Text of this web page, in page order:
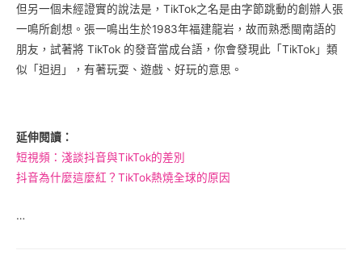
但另一個未經證實的說法是，TikTok之名是由字節跳動的創辦人張
一鳴所創想。張一鳴出生於1983年福建龍岩，故而熟悉閩南語的
朋友，試著將 TikTok 的發音當成台語，你會發現此「TikTok」類
似「𨑨迌」，有著玩耍、遊戲、好玩的意思。
延伸閱讀：
短視頻：淺談抖音與TikTok的差別
抖音為什麼這麼紅？TikTok熱燒全球的原因
…